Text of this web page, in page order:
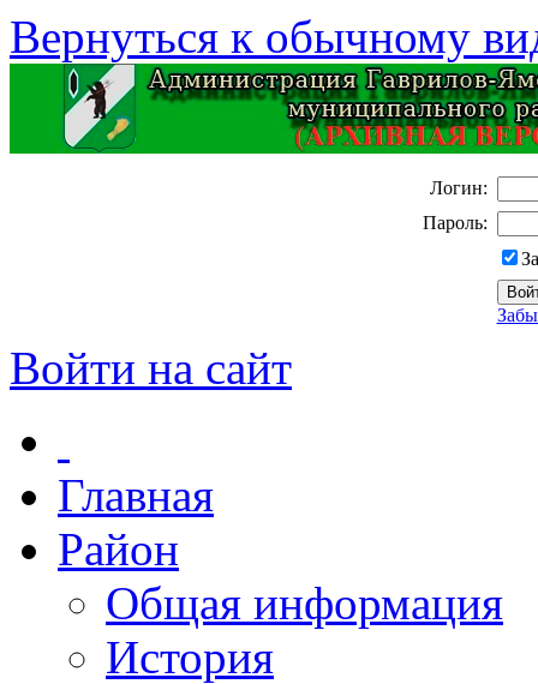
Вернуться к обычному
Логин:
Пароль:
Войти на сайт
Главная
Район
Общая информация
История